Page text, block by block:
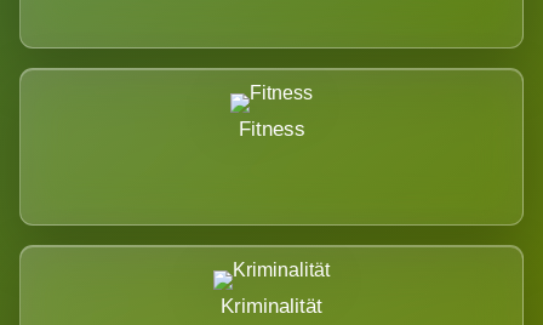
Fitness
Kriminalität